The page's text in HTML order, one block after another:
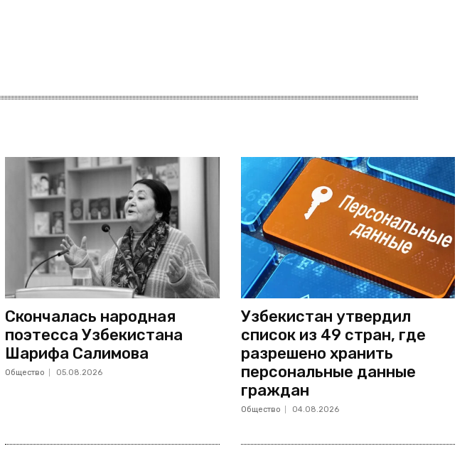
Скончалась народная
поэтесса Узбекистана
Шарифа Салимова
Общество 05.08.2026
Узбекистан утвердил
список из 49 стран, где
разрешено хранить
персональные данные
граждан
Общество 04.08.2026